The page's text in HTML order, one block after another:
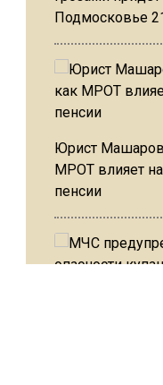
Подмосковье
Юрист
МРОТ влияет
пенсии